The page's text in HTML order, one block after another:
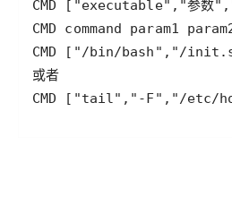
CMD ["tail","-F","/etc/